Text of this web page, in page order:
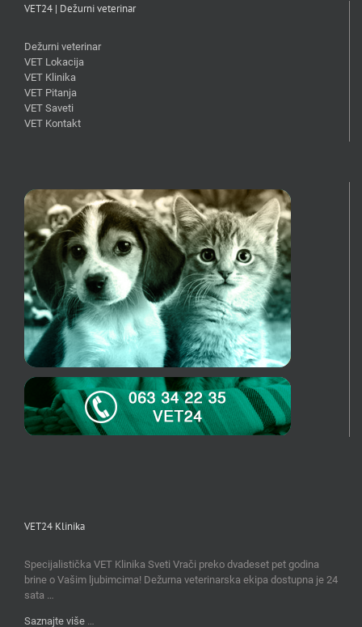
VET24 | Dežurni veterinar
Dežurni veterinar
VET Lokacija
VET Klinika
VET Pitanja
VET Saveti
VET Kontakt
VET24 Klinika
Specijalistička VET Klinika Sveti Vrači preko dvadeset pet godina
brine o Vašim ljubimcima! Dežurna veterinarska ekipa dostupna je 24
sata …
Saznajte više …